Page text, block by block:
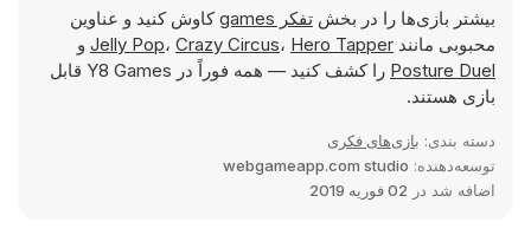
بیشتر بازی‌ها را در بخش تفکر games
کاوش کنید و عناوین
محبوبی مانند
Jelly Pop، Crazy Circus، Hero Tapper
و
Posture Duel
را کشف کنید — همه فوراً در Y8 Games قابل
بازی هستند.
دسته بندی: بازی‌های فکری
توسعه‌دهنده: webgameapp.com studio
اضافه شد در 02 فوریه 2019